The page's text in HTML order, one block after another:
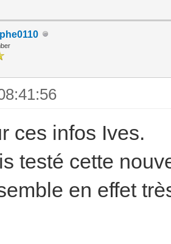
ces infos Ives.
testé cette
en effet